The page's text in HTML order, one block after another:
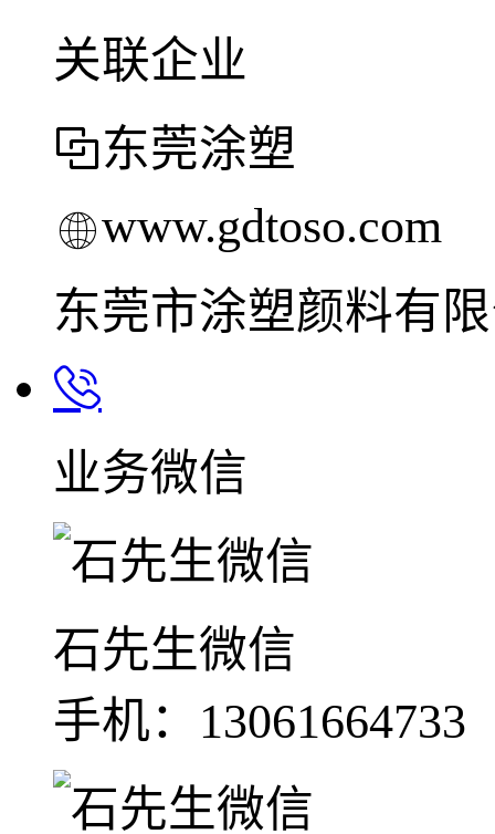
关联企业
东莞涂塑
www.gdtoso.com
东莞市涂塑颜料有
业务微信
石先生微信
手机：13061664733